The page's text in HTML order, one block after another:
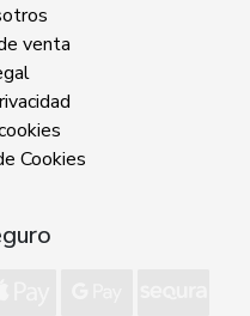
venta
Cookies